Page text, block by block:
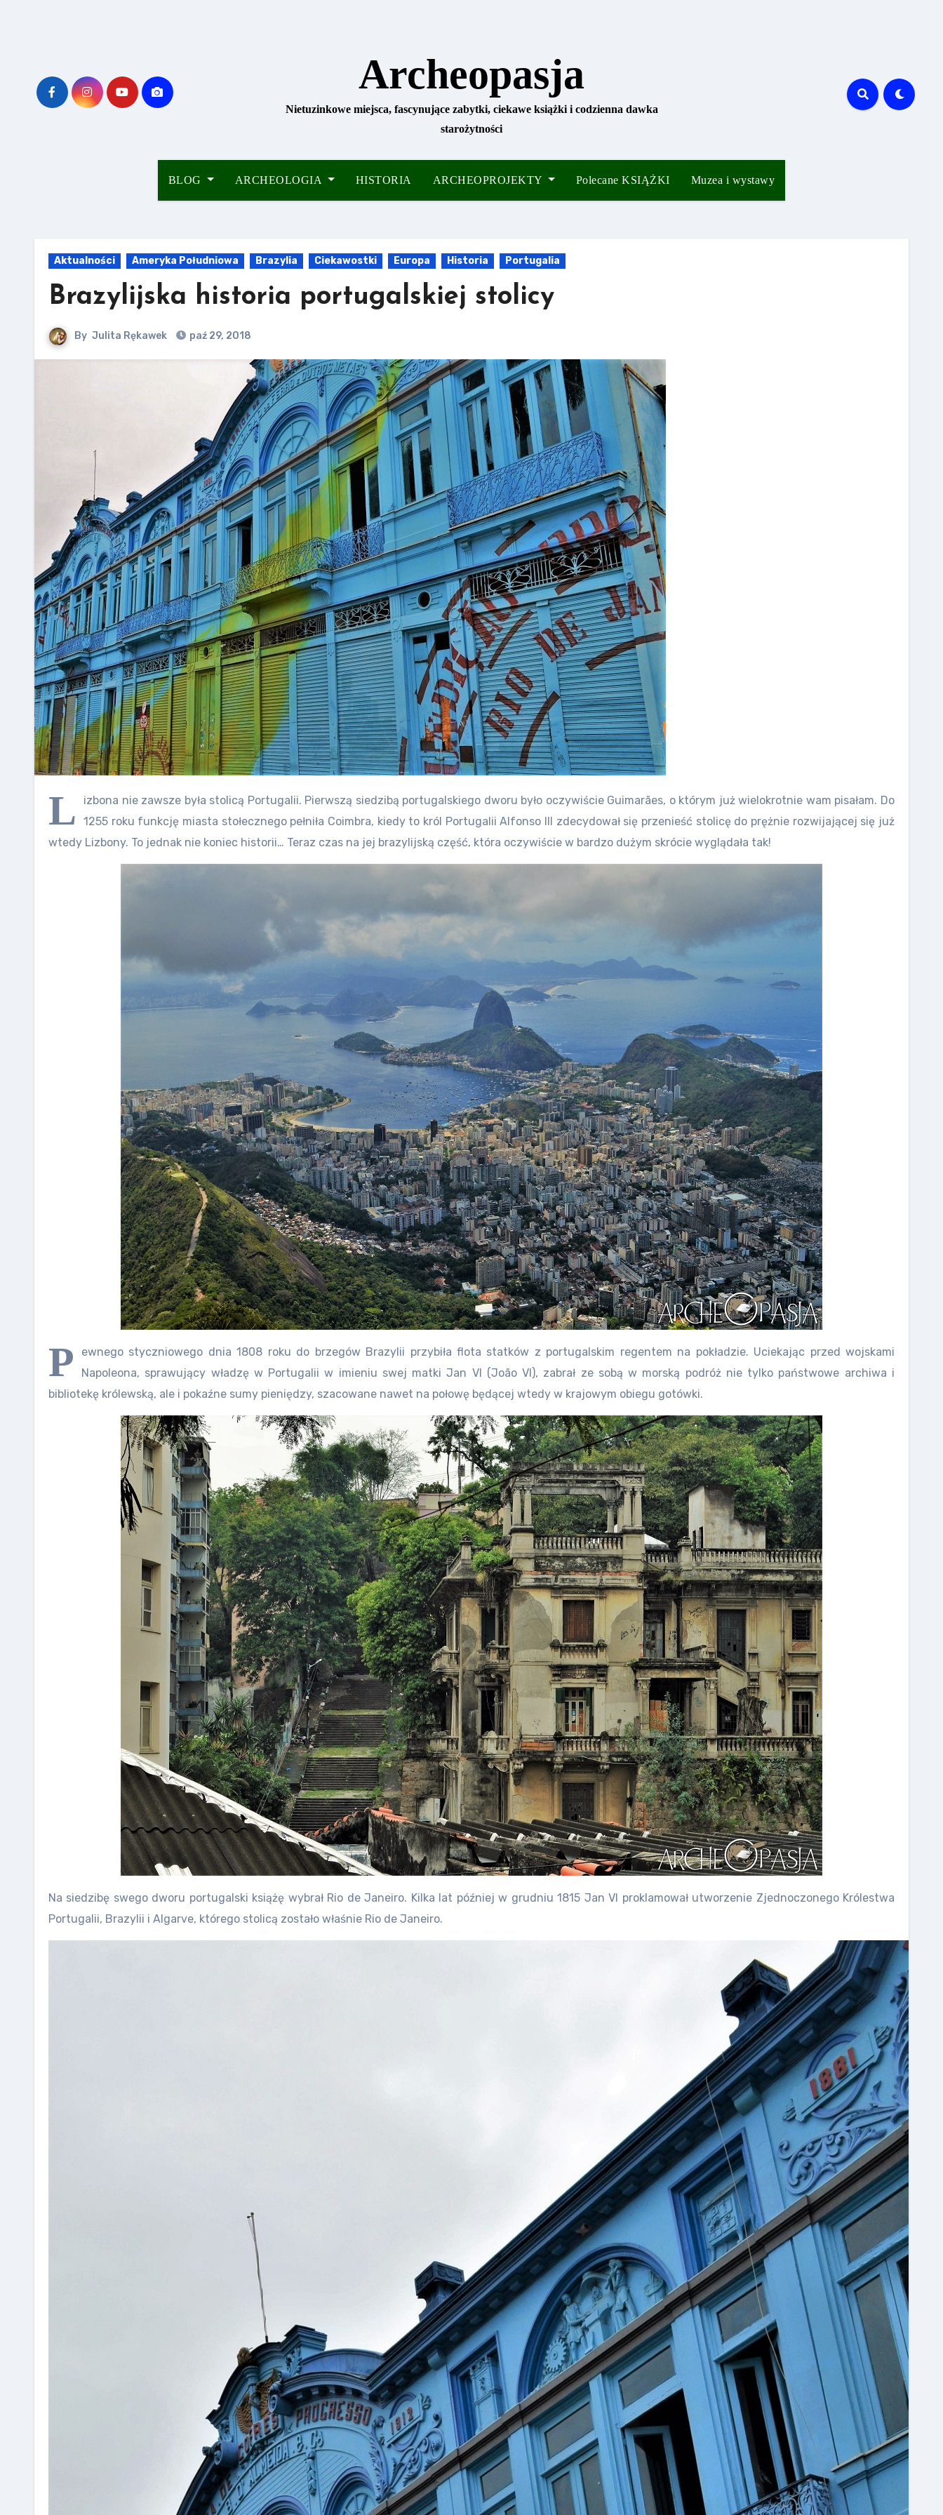
Archeopasja
Nietuzinkowe miejsca, fascynujące zabytki, ciekawe książki i codzienna dawka
starożytności
BLOG ARCHEOLOGIA HISTORIA ARCHEOPROJEKTY Polecane KSIĄŻKI Muzea i wystawy
Aktualności Ameryka Południowa Brazylia Ciekawostki Europa Historia Portugalia
Brazylijska historia portugalskiej stolicy
By Julita Rękawek paź 29, 2018
L
izbona nie zawsze była stolicą Portugalii. Pierwszą siedzibą portugalskiego dworu było oczywiście Guimarães, o którym już wielokrotnie wam pisałam. Do
1255 roku funkcję miasta stołecznego pełniła Coimbra, kiedy to król Portugalii Alfonso III zdecydował się przenieść stolicę do prężnie rozwijającej się już
wtedy Lizbony. To jednak nie koniec historii… Teraz czas na jej brazylijską część, która oczywiście w bardzo dużym skrócie wyglądała tak!
P
ewnego styczniowego dnia 1808 roku do brzegów Brazylii przybiła flota statków z portugalskim regentem na pokładzie. Uciekając przed wojskami
Napoleona, sprawujący władzę w Portugalii w imieniu swej matki Jan VI (João VI), zabrał ze sobą w morską podróż nie tylko państwowe archiwa i
bibliotekę królewską, ale i pokaźne sumy pieniędzy, szacowane nawet na połowę będącej wtedy w krajowym obiegu gotówki.
Na siedzibę swego dworu portugalski książę wybrał Rio de Janeiro. Kilka lat później w grudniu 1815 Jan VI proklamował utworzenie Zjednoczonego Królestwa
Portugalii, Brazylii i Algarve, którego stolicą zostało właśnie Rio de Janeiro.